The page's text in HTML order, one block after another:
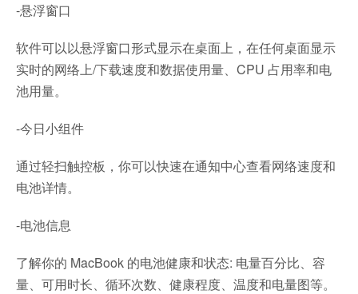
-悬浮窗口
软件可以以悬浮窗口形式显示在桌面上，在任何桌面显示
实时的网络上/下载速度和数据使用量、CPU 占用率和电
池用量。
-今日小组件
通过轻扫触控板，你可以快速在通知中心查看网络速度和
电池详情。
-电池信息
了解你的 MacBook 的电池健康和状态: 电量百分比、容
量、可用时长、循环次数、健康程度、温度和电量图等。